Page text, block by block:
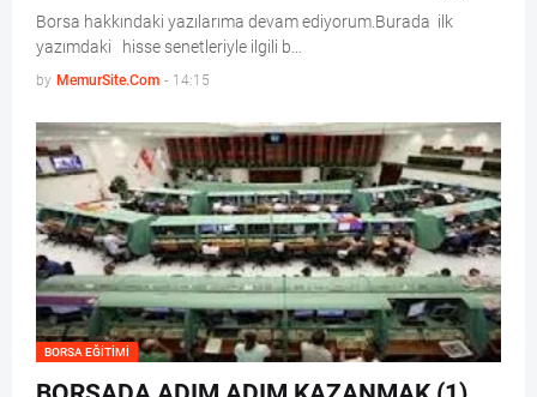
Borsa hakkındaki yazılarıma devam ediyorum.Burada ilk
yazımdaki hisse senetleriyle ilgili b…
by MemurSite.Com - 14:15
BORSA EĞITIMI